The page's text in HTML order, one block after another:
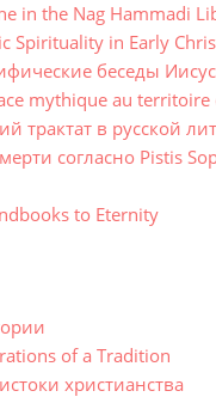
in the Nag Hammadi
Spirituality in Early
беседы
mythique au territoire
в русской
согласно Pistis
to Eternity
of a Tradition
христианства